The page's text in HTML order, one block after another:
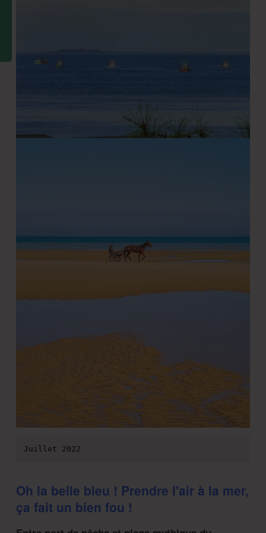
Juillet 2022
Oh la belle bleu ! Prendre l'air à la mer,
ça fait un bien fou !